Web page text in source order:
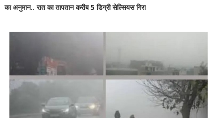
का अनुमान.. रात का तापतान करीब 5 डिग्री सेल्सियस गिरा